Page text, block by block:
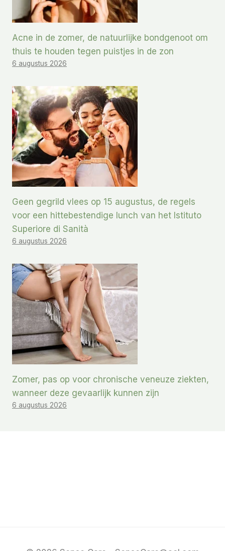
Acne in de zomer, de natuurlijke bondgenoot om
thuis te houden tegen puistjes in de zon
6 augustus 2026
Geen gegrild vlees op 15 augustus, de regels
voor een hittebestendige lunch van het Istituto
Superiore di Sanità
6 augustus 2026
Zomer, pas op voor chronische veneuze ziekten,
wanneer deze gevaarlijk kunnen zijn
6 augustus 2026